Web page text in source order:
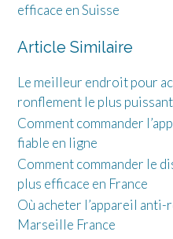
efficace en Suisse
Article Similaire
Le meilleur endroit pour
ronflement le plus
Comment commander
fiable en ligne
Comment commander le
plus efficace en France
Où acheter l’appareil
Marseille France